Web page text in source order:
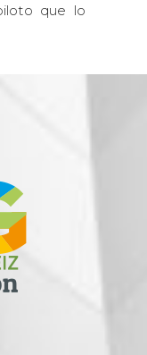
que lo